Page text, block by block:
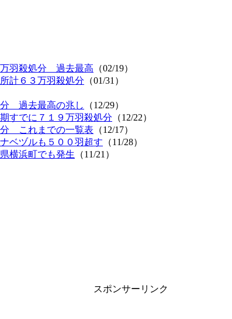
羽殺処分 過去最高 （02/19）
計６３万羽殺処分 （01/31）
過去最高の兆し
（12/29）
すでに７１９万羽殺処分 （12/22）
分 これまでの一覧表 （12/17）
ベヅルも５００羽超す （11/28）
横浜町でも発生 （11/21）
スポンサーリンク